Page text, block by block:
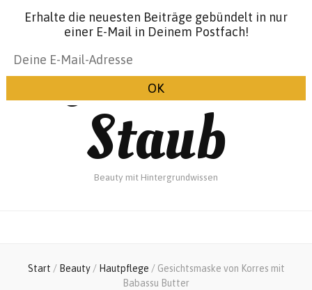
Glanz &
Staub
Beauty mit Hintergrundwissen
Start / Beauty / Hautpflege / Gesichtsmaske von Korres mit
Babassu Butter
Erhalte die neuesten Beiträge gebündelt in nur
einer E-Mail in Deinem Postfach!